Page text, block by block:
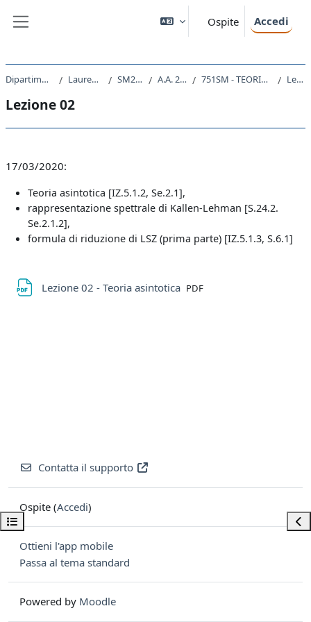
Ospite Accedi
Apri indice del corso
Dipartimento di Fisica Laurea Magistrale SM23 - FISICA A.A. 2019 - 2020 751SM - TEORIA DEI CAMPI II 2019 Lezione 02
Lezione 02
17/03/2020:
Teoria asintotica [IZ.5.1.2, Se.2.1],
rappresentazione spettrale di Kallen-Lehman [S.24.2.
Se.2.1.2],
formula di riduzione di LSZ (prima parte) [IZ.5.1.3, S.6.1]
Lezione 02 - Teoria asintotica File
PDF
Contatta il supporto
Ospite (Accedi)
Ottieni l'app mobile
Passa al tema standard
Powered by Moodle